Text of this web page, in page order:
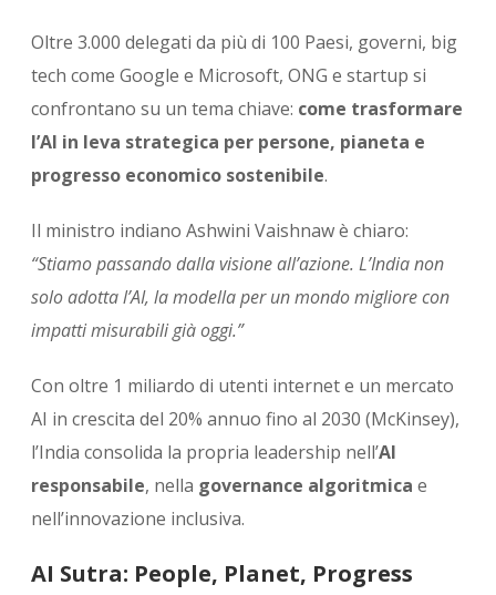
Oltre 3.000 delegati da più di 100 Paesi, governi, big
tech come Google e Microsoft, ONG e startup si
confrontano su un tema chiave: come trasformare
l’AI in leva strategica per persone, pianeta e
progresso economico sostenibile.
Il ministro indiano Ashwini Vaishnawè chiaro:
“Stiamo passando dalla visione all’azione. L’India non
solo adotta l’AI, la modella per un mondo migliore con
impatti misurabili già oggi.”
Con oltre 1 miliardo di utenti internet e un mercato
AI in crescita del 20% annuo fino al 2030 (McKinsey),
l’India consolida la propria leadership nell’AI
responsabile, nella governance algoritmica e
nell’innovazione inclusiva.
AI Sutra: People, Planet, Progress